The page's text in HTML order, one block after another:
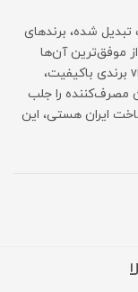
شده، برندهای
موفق‌ترین آن‌ها
بدون شک برند ویتالایر (ویتالیر) است؛ vitalayer برندی باکیفیت،
مصرف‌کننده را جلب
ایران هستی، این